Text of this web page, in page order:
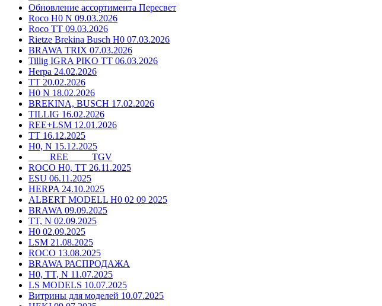
Обновление ассортимента Пересвет
Roco H0 N 09.03.2026
Roco TT 09.03.2026
Rietze Brekina Busch H0 07.03.2026
BRAWA TRIX 07.03.2026
Tillig IGRA PIKO TT 06.03.2026
Herpa 24.02.2026
TT 20.02.2026
H0 N 18.02.2026
BREKINA, BUSCH 17.02.2026
TILLIG 16.02.2026
REE+LSM 12.01.2026
TT 16.12.2025
H0, N 15.12.2025
____ REE ____ TGV
ROCO H0, TT 26.11.2025
ESU 06.11.2025
HERPA 24.10.2025
ALBERT MODELL H0 02 09 2025
BRAWA 09.09.2025
TT, N 02.09.2025
H0 02.09.2025
LSM 21.08.2025
ROCO 13.08.2025
BRAWA РАСПРОДАЖА
H0, TT, N 11.07.2025
LS MODELS 10.07.2025
Витрины для моделей 10.07.2025